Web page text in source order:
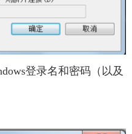
登录名和密码（以及